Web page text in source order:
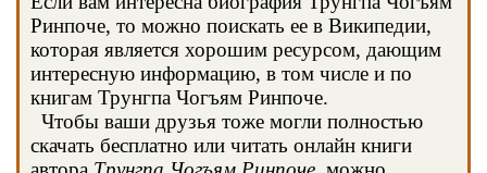
Ринпоче, то можно поискать ее в Википедии,
которая является хорошим ресурсом, дающим
интересную информацию, в том числе и по
книгам Трунгпа Чогъям Ринпоче.
Чтобы ваши друзья тоже могли полностью
скачать бесплатно или читать онлайн книги